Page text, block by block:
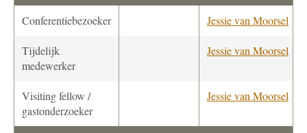
Conferentiebezoeker Jessie van Moorsel
Tijdelijk
medewerker
Jessie van Moorsel
Visiting fellow /
gastonderzoeker
Jessie van Moorsel